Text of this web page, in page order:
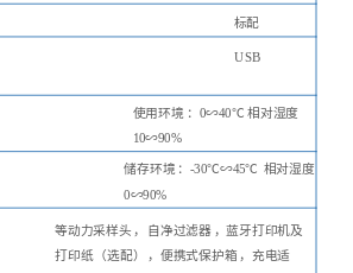
标配
USB
使用环境 ：0∽40℃ 相对湿度
10∽90%
储存环境 ：-30℃∽45℃ 相对湿度
0∽90%
等动力采样头 ， 自净过滤器 ，蓝牙打印机及
打印纸 （选配） ，便携式保护箱 ，充电适